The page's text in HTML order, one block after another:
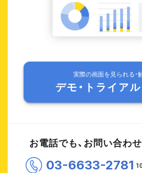
実際の画面を見られる・
デモ・トライア
お電話でも、お問い合わ
03-6633-2781